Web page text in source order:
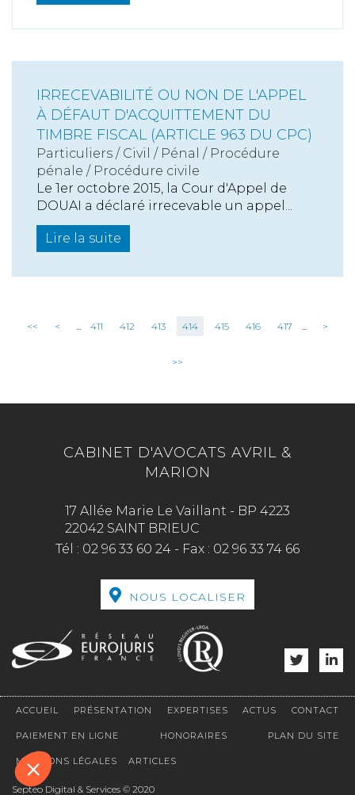
IRRECEVABILITÉ OU NON DE L'APPEL
À DÉFAUT D'ACQUITTEMENT DU
TIMBRE FISCAL (ARTICLE 963 DU CPC)
Particuliers / Civil / Pénal / Procédure
pénale / Procédure civile
Le 1er octobre 2015, la Cour d'Appel de
DOUAI a déclaré irrecevable un appel...
Lire la suite
<< < ... 411 412 413 414 415 416 417 ... >
>>
CABINET D'AVOCATS AVRIL &
MARION
17 Allée Marie Le Vaillant - BP 4223
22042 SAINT BRIEUC
Tél : 02 96 33 60 24 - Fax : 02 96 33 74 66
NOUS LOCALISER
ACCUEIL PRÉSENTATION EXPERTISES ACTUS CONTACT
PAIEMENT EN LIGNE HONORAIRES PLAN DU SITE
MENTIONS LÉGALES ARTICLES
Septeo Digital & Services © 2020